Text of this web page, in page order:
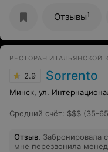
и специально
, приносят напиток и
Отзывы1
РЕСТОРАН ИТАЛЬЯНСКОЙ
2.9 Sorrento
Минск, ул.
Средний счёт: $$$ (35-
Отзыв. Забронировала
мне перезвонила